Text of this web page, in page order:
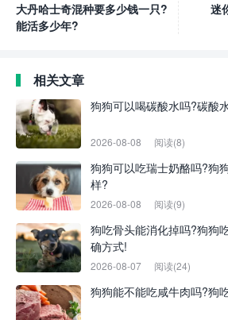
大丹哈士奇混种要多少钱一只?
能活多少年?
迷
相关文章
狗狗可以喝碳酸水吗?碳酸
2026-08-08 阅读(8)
狗狗可以吃瑞士奶酪吗?狗
样?
2026-08-08 阅读(9)
狗吃骨头能消化掉吗?狗狗
确方式!
2026-08-07 阅读(24)
狗狗能不能吃咸牛肉吗?狗